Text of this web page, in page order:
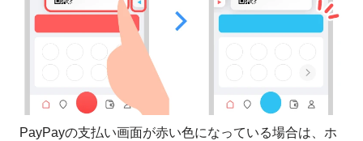
PayPayの支払い画面が赤い色になっている場合は、ホ